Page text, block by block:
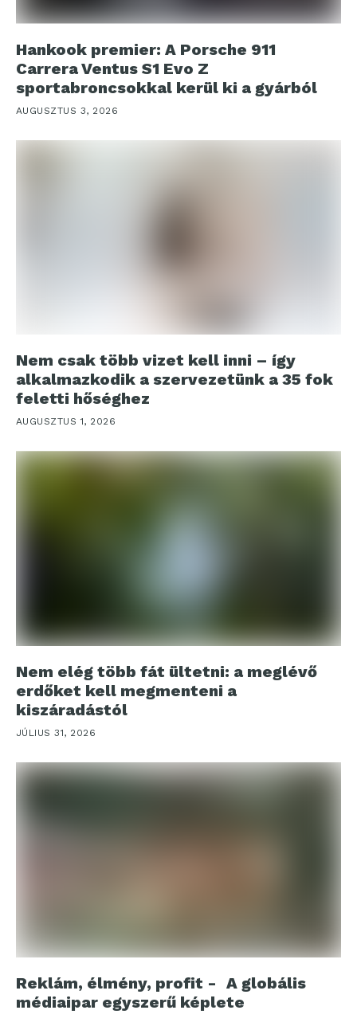
Hankook premier: A Porsche 911
Carrera Ventus S1 Evo Z
sportabroncsokkal kerül ki a gyárból
AUGUSZTUS 3, 2026
Nem csak több vizet kell inni – így
alkalmazkodik a szervezetünk a 35 fok
feletti hőséghez
AUGUSZTUS 1, 2026
Nem elég több fát ültetni: a meglévő
erdőket kell megmenteni a
kiszáradástól
JÚLIUS 31, 2026
Reklám, élmény, profit - A globális
médiaipar egyszerű képlete